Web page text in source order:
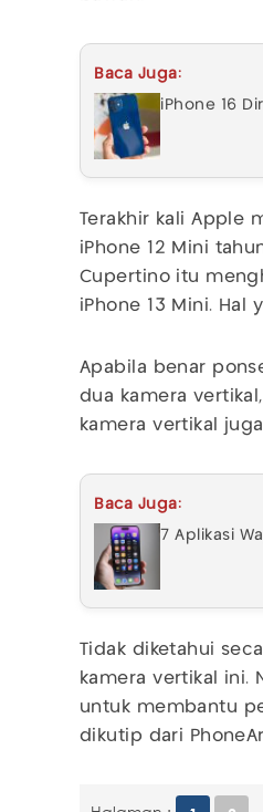
Baca Juga:
iPhone 16
Terakhir kali Apple
iPhone 12 Mini
Cupertino itu
iPhone 13 Mini. Hal
Apabila benar
dua kamera
kamera vertikal
Baca Juga:
7 Aplikasi
Tidak diketahui
kamera vertikal ini.
untuk membantu
dikutip dari